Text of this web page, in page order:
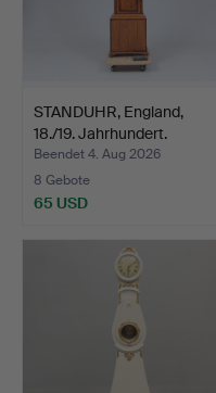
STANDUHR, England,
18./19. Jahrhundert.
Beendet 4. Aug 2026
8 Gebote
65 USD